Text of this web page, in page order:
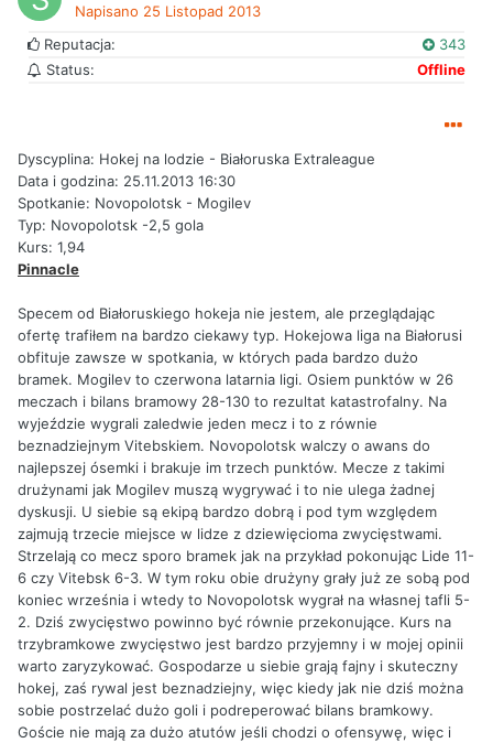
Napisano 25 Listopad 2013
Reputacja:
343
Status:
Offline
Dyscyplina: Hokej na lodzie - Białoruska Extraleague
Data i godzina: 25.11.2013 16:30
Spotkanie: Novopolotsk - Mogilev
Typ: Novopolotsk -2,5 gola
Kurs: 1,94
Pinnacle
Specem od Białoruskiego hokeja nie jestem, ale przeglądając
ofertę trafiłem na bardzo ciekawy typ. Hokejowa liga na Białorusi
obfituje zawsze w spotkania, w których pada bardzo dużo
bramek. Mogilev to czerwona latarnia ligi. Osiem punktów w 26
meczach i bilans bramowy 28-130 to rezultat katastrofalny. Na
wyjeździe wygrali zaledwie jeden mecz i to z równie
beznadziejnym Vitebskiem. Novopolotsk walczy o awans do
najlepszej ósemki i brakuje im trzech punktów. Mecze z takimi
drużynami jak Mogilev muszą wygrywać i to nie ulega żadnej
dyskusji. U siebie są ekipą bardzo dobrą i pod tym względem
zajmują trzecie miejsce w lidze z dziewięcioma zwycięstwami.
Strzelają co mecz sporo bramek jak na przykład pokonując Lide 11-
6 czy Vitebsk 6-3. W tym roku obie drużyny grały już ze sobą pod
koniec września i wtedy to Novopolotsk wygrał na własnej tafli 5-
2. Dziś zwycięstwo powinno być równie przekonujące. Kurs na
trzybramkowe zwycięstwo jest bardzo przyjemny i w mojej opinii
warto zaryzykować. Gospodarze u siebie grają fajny i skuteczny
hokej, zaś rywal jest beznadziejny, więc kiedy jak nie dziś można
sobie postrzelać dużo goli i podreperować bilans bramkowy.
Goście nie mają za dużo atutów jeśli chodzi o ofensywę, więc i